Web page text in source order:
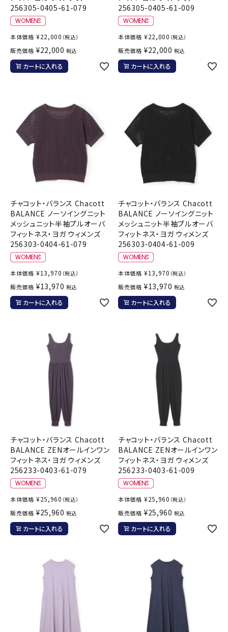
256305-0405-61-079
本体価格 ¥22,000 （税込）
販売価格 ¥22,000 税込
カートに入れる
256305-0405-61-009
本体価格 ¥22,000 （税込）
販売価格 ¥22,000 税込
カートに入れる
チャコット・バランス Chacott
BALANCE ノーソイングニット
メッシュニット半袖プルオーバ
フィットネス・ヨガ ウィメンズ
256303-0404-61-079
本体価格 ¥13,970 （税込）
販売価格 ¥13,970 税込
カートに入れる
チャコット・バランス Chacott
BALANCE ノーソイングニット
メッシュニット半袖プルオーバ
フィットネス・ヨガ ウィメンズ
256303-0404-61-009
本体価格 ¥13,970 （税込）
販売価格 ¥13,970 税込
カートに入れる
チャコット・バランス Chacott
BALANCE ZENオールインワン
フィットネス・ヨガ ウィメンズ
256233-0403-61-079
本体価格 ¥25,960 （税込）
販売価格 ¥25,960 税込
カートに入れる
チャコット・バランス Chacott
BALANCE ZENオールインワン
フィットネス・ヨガ ウィメンズ
256233-0403-61-009
本体価格 ¥25,960 （税込）
販売価格 ¥25,960 税込
カートに入れる